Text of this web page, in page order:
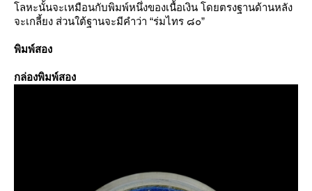
ลหะนั้นจะเหมือนกับพิมพ์หนึ่งของเนื้อเงิน โดยตรงฐานด้านหลัง
จะเกลี้ยง ส่วนใต้ฐานจะมีคำว่า “ร่มไทร ๘๐”
พิมพ์สอง
กล่องพิมพ์สอง